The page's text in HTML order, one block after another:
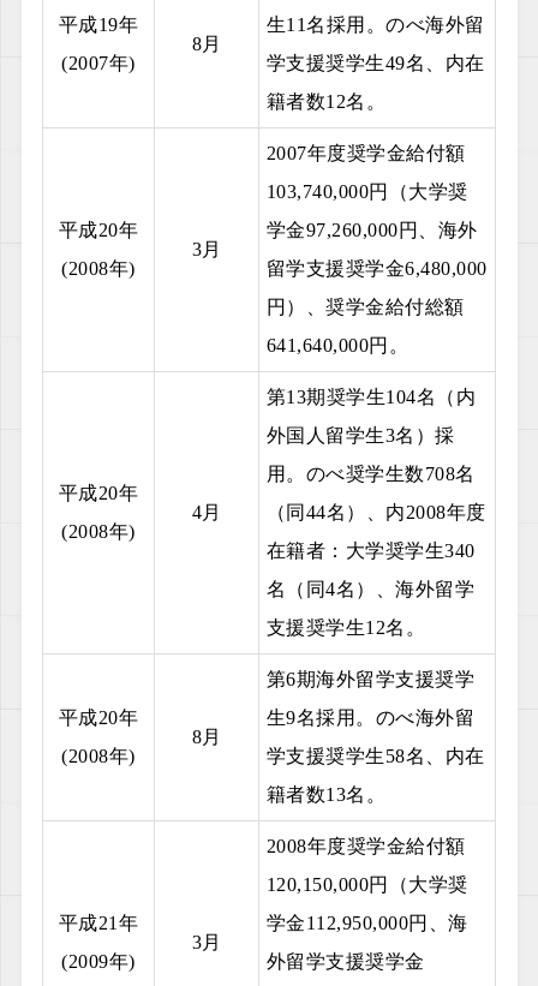
平成19年
(2007年)
8月
生11名採用。のべ海外留
学支援奨学生49名、内在
籍者数12名。
平成20年
(2008年)
3月
2007年度奨学金給付額
103,740,000円（大学奨
学金97,260,000円、海外
留学支援奨学金6,480,000
円）、奨学金給付総額
641,640,000円。
平成20年
(2008年)
4月
第13期奨学生104名（内
外国人留学生3名）採
用。のべ奨学生数708名
（同44名）、内2008年度
在籍者：大学奨学生340
名（同4名）、海外留学
支援奨学生12名。
平成20年
(2008年)
8月
第6期海外留学支援奨学
生9名採用。のべ海外留
学支援奨学生58名、内在
籍者数13名。
平成21年
(2009年)
3月
2008年度奨学金給付額
120,150,000円（大学奨
学金112,950,000円、海
外留学支援奨学金